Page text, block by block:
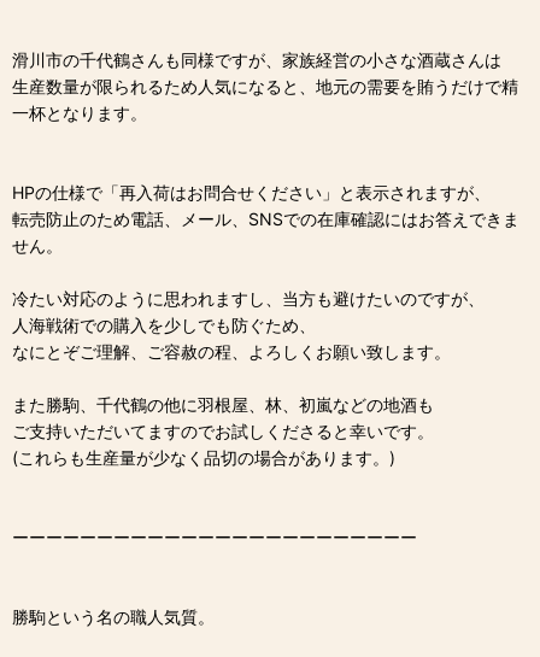
滑川市の千代鶴さんも同様ですが、家族経営の小さな酒蔵さんは
生産数量が限られるため人気になると、地元の需要を賄うだけで精
一杯となります。
HPの仕様で「再入荷はお問合せください」と表示されますが、
転売防止のため電話、メール、SNSでの在庫確認にはお答えできま
せん。
冷たい対応のように思われますし、当方も避けたいのですが、
人海戦術での購入を少しでも防ぐため、
なにとぞご理解、ご容赦の程、よろしくお願い致します。
また勝駒、千代鶴の他に羽根屋、林、初嵐などの地酒も
ご支持いただいてますのでお試しくださると幸いです。
(これらも生産量が少なく品切の場合があります。)
ーーーーーーーーーーーーーーーーーーーーーーーー
勝駒という名の職人気質。